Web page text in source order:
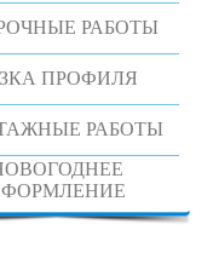
РАБОТЫ
ПРОФИЛЯ
РАБОТЫ